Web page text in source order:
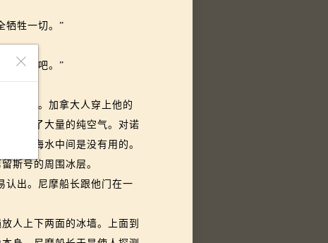
牺牲一切。”
吩咐我吧。”
受了。加拿大人穿上他的
供应了大量的纯空气。对诺
明亮海水中间是没有用的。
斯号的周围冰层。
出。尼摩船长跟他门在一
人上下两面的冰墙。上面到